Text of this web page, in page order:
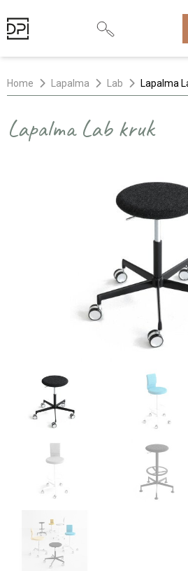
Home Lapalma Lab Lapalma
Lapalma Lab kruk